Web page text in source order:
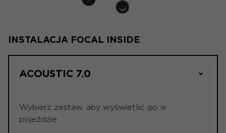
INSTALACJA FOCAL INSIDE
ACOUSTIC 7.0
Wybierz zestaw, aby wyświetlić go w
pojeździe